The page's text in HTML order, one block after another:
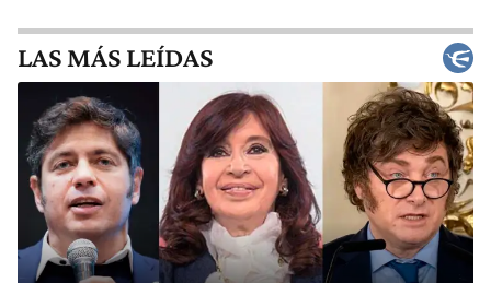
LAS MÁS LEÍDAS